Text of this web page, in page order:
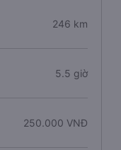
246 km
5.5 giờ
250.000 VNĐ